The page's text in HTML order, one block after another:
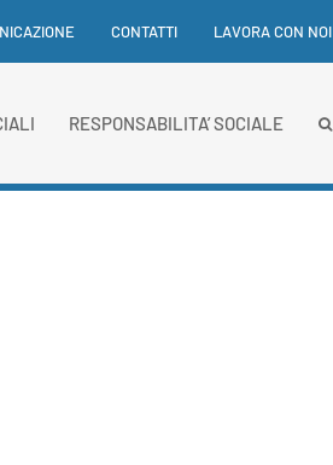
CONTATTI LAVORA CON NOI
RESPONSABILITA’ SOCIALE